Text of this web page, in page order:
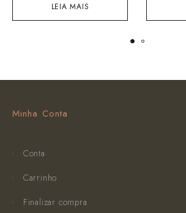
LEIA MAIS
Minha Conta
Conta
Carrinho
Finalizar compra